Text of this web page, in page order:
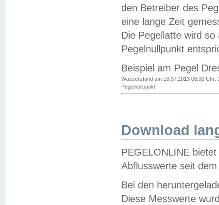
den Betreiber des
eine lange Zeit
Die Pegellatte wird
Pegelnullpunkt
Beispiel am Pegel
Wasserstand am 16.07.2013 08:00 Uhr:
Pegelnullpunkt
Download
PEGELONLINE
Abflusswerte seit
Bei den
Diese Messwerte